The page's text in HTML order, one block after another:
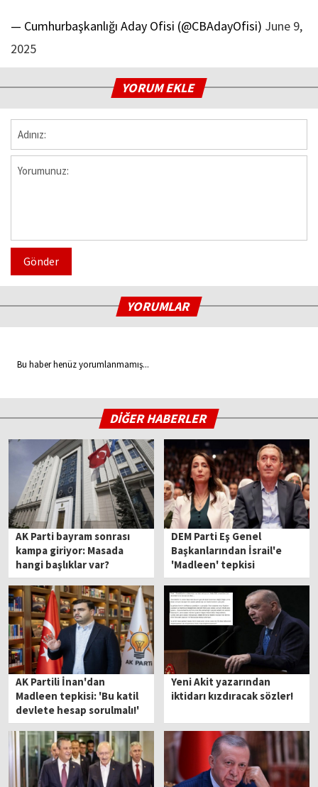
— Cumhurbaşkanlığı Aday Ofisi (@CBAdayOfisi) June 9,
2025
YORUM EKLE
Gönder
YORUMLAR
Bu haber henüz yorumlanmamış...
DİĞER HABERLER
AK Parti bayram sonrası
kampa giriyor: Masada
hangi başlıklar var?
DEM Parti Eş Genel
Başkanlarından İsrail'e
'Madleen' tepkisi
AK Partili İnan'dan
Madleen tepkisi: 'Bu katil
devlete hesap sorulmalı!'
Yeni Akit yazarından
iktidarı kızdıracak sözler!